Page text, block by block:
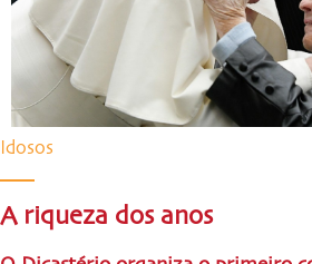
Idosos
A riqueza dos anos